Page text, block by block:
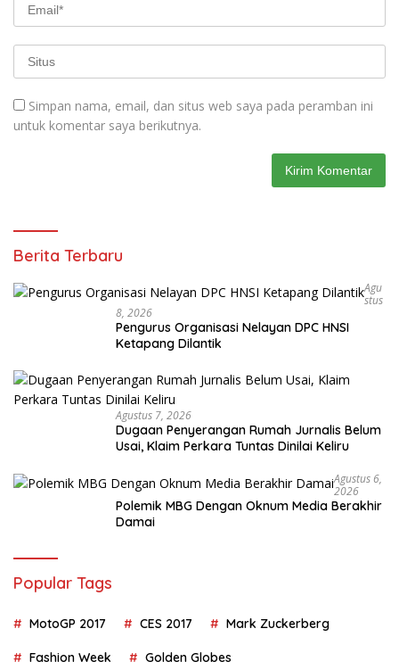
Simpan nama, email, dan situs web saya pada peramban ini
untuk komentar saya berikutnya.
Berita Terbaru
Agu
Stus
8, 2026
Pengurus Organisasi Nelayan DPC HNSI
Ketapang Dilantik
Agustus 7, 2026
Dugaan Penyerangan Rumah Jurnalis Belum
Usai, Klaim Perkara Tuntas Dinilai Keliru
Agustus 6,
2026
Polemik MBG Dengan Oknum Media Berakhir
Damai
Popular Tags
MotoGP 2017 CES 2017 Mark Zuckerberg
Fashion Week Golden Globes